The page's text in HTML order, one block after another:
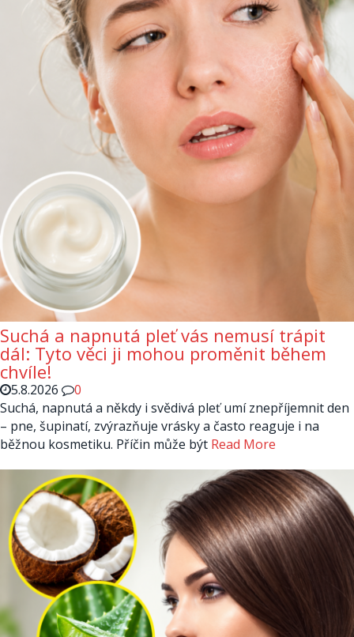
Suchá a napnutá pleť vás nemusí trápit
dál: Tyto věci ji mohou proměnit během
chvíle!
5.8.2026
0
Suchá, napnutá a někdy i svědivá pleť umí znepříjemnit den
– pne, šupinatí, zvýrazňuje vrásky a často reaguje i na
běžnou kosmetiku. Příčin může být Read More